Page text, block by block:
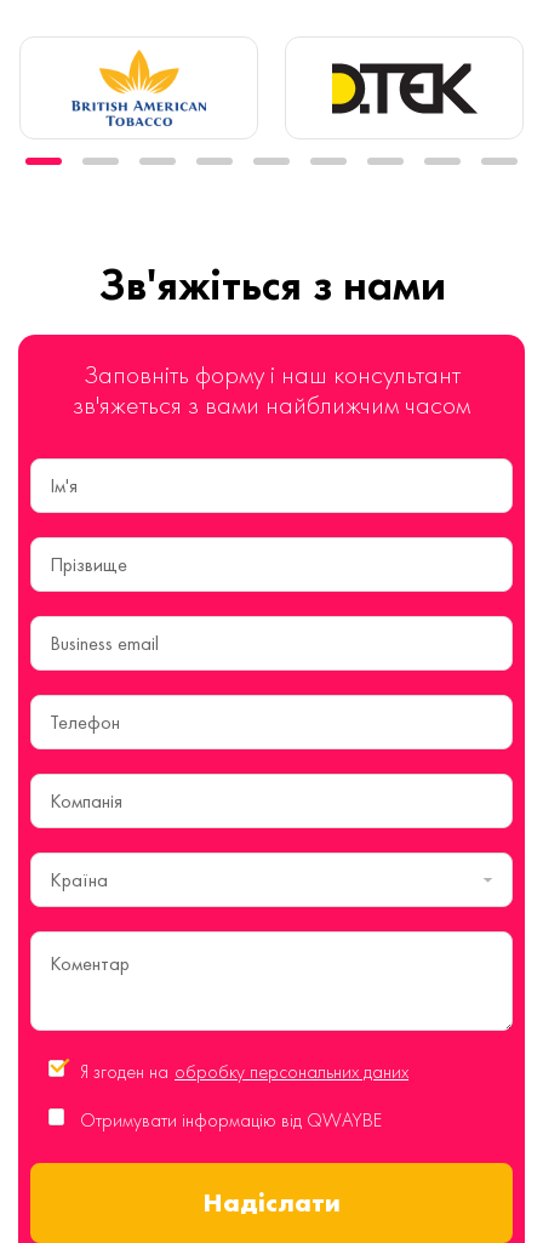
Зв'яжіться з нами
Заповніть форму і наш консультант
зв'яжеться з вами найближчим часом
Країна
Я згоден на обробку персональних даних
Отримувати інформацію від QWAYBE
Надіслати